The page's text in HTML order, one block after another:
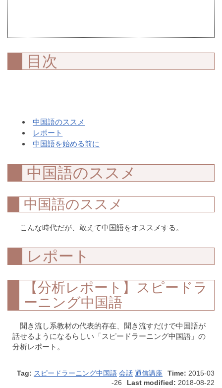
目次
中国語のススメ
レポート
中国語を始める前に
中国語のススメ
中国語のススメ
こんな時代だが、敢えて中国語をオススメする。
レポート
【分析レポート】スピードラ
ーニング中国語
聞き流し系教材の代表的存在、聞き流すだけで中国語が
話せるようになるらしい「スピードラーニング中国語」の
分析レポート。
Tag: スピードラーニング中国語 会話 通信講座 Time: 2015-03
-26
Last modified: 2018-08-22